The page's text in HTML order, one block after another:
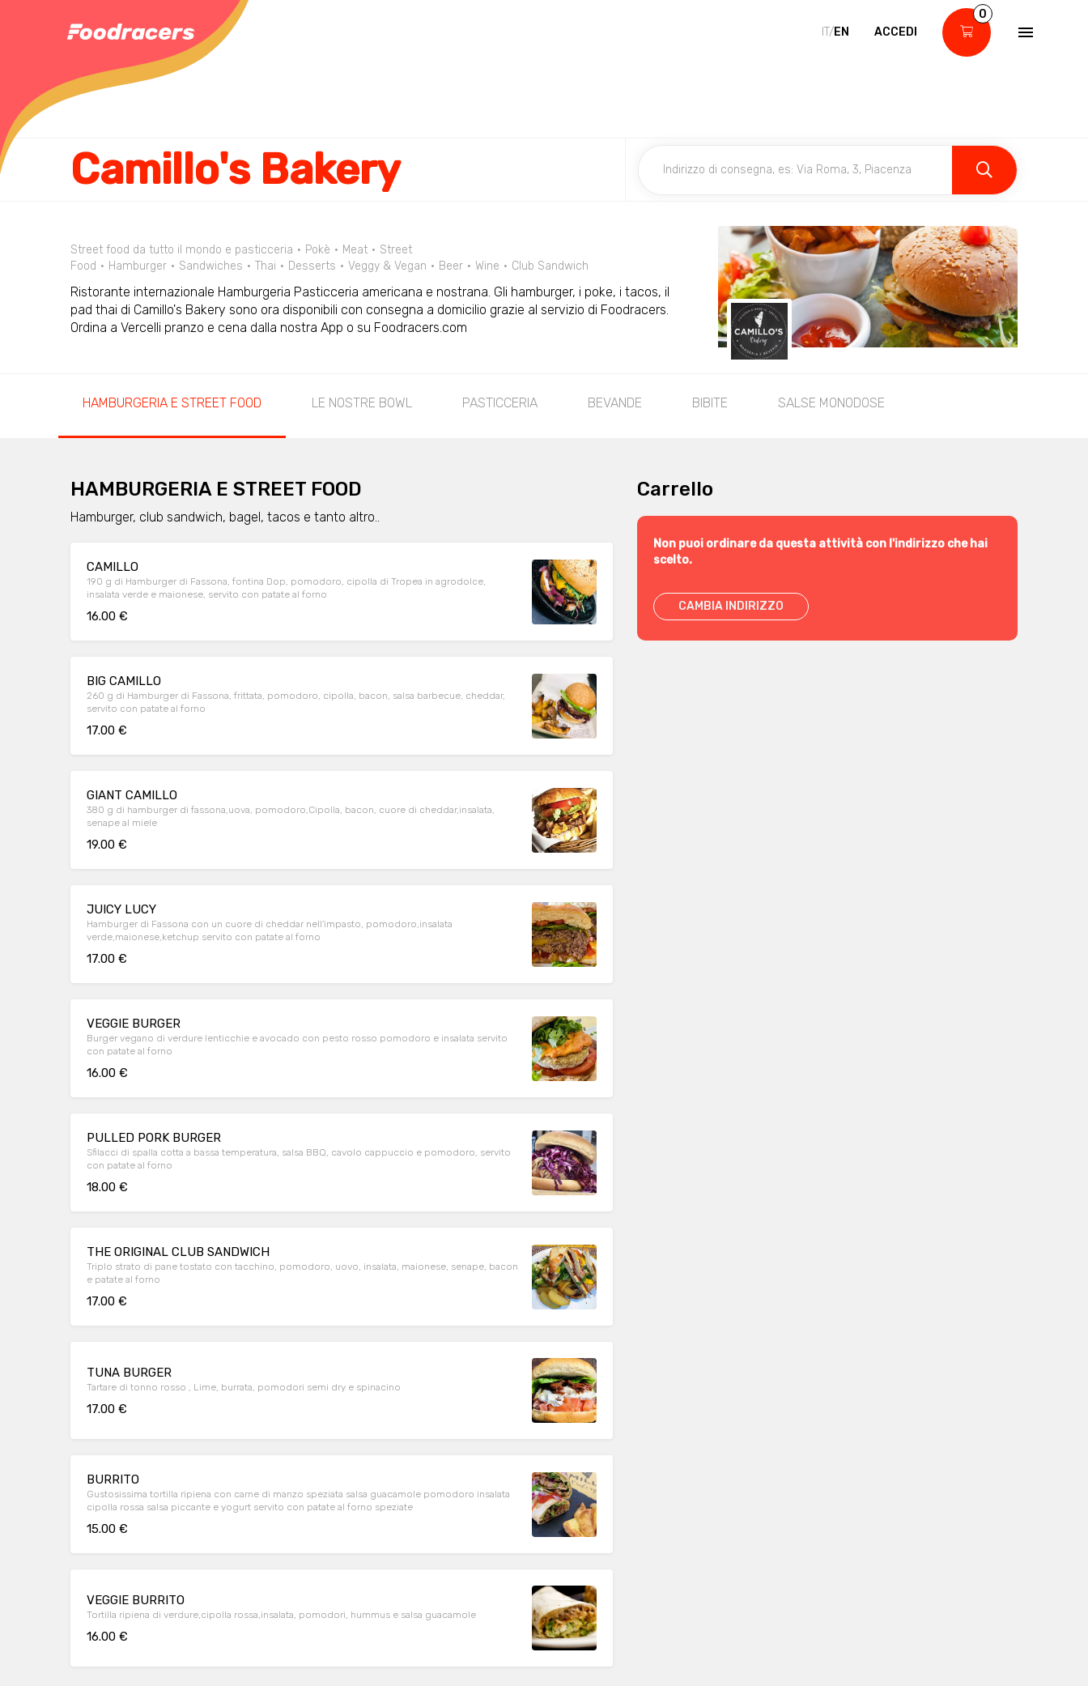
IT/EN ACCEDI
0
Camillo's Bakery
Street food da tutto il mondo e pasticceria Pokè Meat
Street
Food
Hamburger Sandwiches Thai Desserts Veggy & Vegan Beer Wine Club Sandwich
Ristorante internazionale Hamburgeria Pasticceria americana e nostrana. Gli hamburger, i poke, i tacos, il
pad thai di Camillo's Bakery sono ora disponibili con consegna a domicilio grazie al servizio di Foodracers.
Ordina a Vercelli pranzo e cena dalla nostra App o su Foodracers.com
HAMBURGERIA E STREET FOOD LE NOSTRE BOWL PASTICCERIA BEVANDE BIBITE SALSE MONODOSE
HAMBURGERIA E STREET FOOD
Hamburger, club sandwich, bagel, tacos e tanto altro..
CAMILLO
190 g di Hamburger di Fassona, fontina Dop, pomodoro, cipolla di Tropea in agrodolce,
insalata verde e maionese, servito con patate al forno
16.00 €
BIG CAMILLO
260 g di Hamburger di Fassona, frittata, pomodoro, cipolla, bacon, salsa barbecue, cheddar,
servito con patate al forno
17.00 €
GIANT CAMILLO
380 g di hamburger di fassona,uova, pomodoro,Cipolla, bacon, cuore di cheddar,insalata,
senape al miele
19.00 €
JUICY LUCY
Hamburger di Fassona con un cuore di cheddar nell'impasto, pomodoro,insalata
verde,maionese,ketchup servito con patate al forno
17.00 €
VEGGIE BURGER
Burger vegano di verdure lenticchie e avocado con pesto rosso pomodoro e insalata servito
con patate al forno
16.00 €
PULLED PORK BURGER
Sfilacci di spalla cotta a bassa temperatura, salsa BBQ, cavolo cappuccio e pomodoro, servito
con patate al forno
18.00 €
THE ORIGINAL CLUB SANDWICH
Triplo strato di pane tostato con tacchino, pomodoro, uovo, insalata, maionese, senape, bacon
e patate al forno
17.00 €
TUNA BURGER
Tartare di tonno rosso , Lime, burrata, pomodori semi dry e spinacino
17.00 €
BURRITO
Gustosissima tortilla ripiena con carne di manzo speziata salsa guacamole pomodoro insalata
cipolla rossa salsa piccante e yogurt servito con patate al forno speziate
15.00 €
VEGGIE BURRITO
Tortilla ripiena di verdure,cipolla rossa,insalata, pomodori, hummus e salsa guacamole
16.00 €
Carrello
Non puoi ordinare da questa attività con l'indirizzo che hai
scelto.
CAMBIA INDIRIZZO